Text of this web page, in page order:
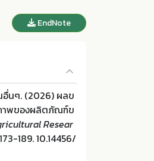
EndNote
อื่นๆ. (2026) ผลข
าพของผลิตภัณฑ์ข
Resear
189. 10.14456/